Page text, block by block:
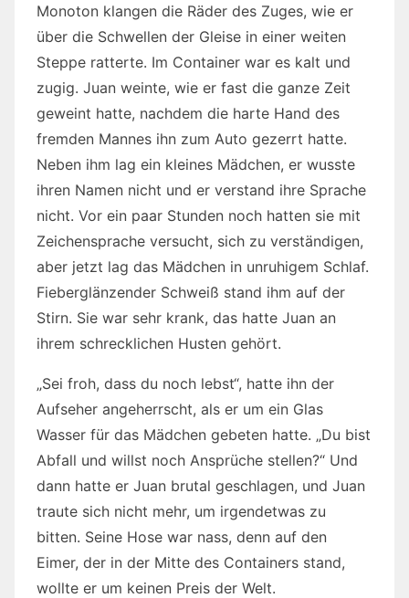
Monoton klangen die Räder des Zuges, wie er
über die Schwellen der Gleise in einer weiten
Steppe ratterte. Im Container war es kalt und
zugig. Juan weinte, wie er fast die ganze Zeit
geweint hatte, nachdem die harte Hand des
fremden Mannes ihn zum Auto gezerrt hatte.
Neben ihm lag ein kleines Mädchen, er wusste
ihren Namen nicht und er verstand ihre Sprache
nicht. Vor ein paar Stunden noch hatten sie mit
Zeichensprache versucht, sich zu verständigen,
aber jetzt lag das Mädchen in unruhigem Schlaf.
Fieberglänzender Schweiß stand ihm auf der
Stirn. Sie war sehr krank, das hatte Juan an
ihrem schrecklichen Husten gehört.
„Sei froh, dass du noch lebst“, hatte ihn der
Aufseher angeherrscht, als er um ein Glas
Wasser für das Mädchen gebeten hatte. „Du bist
Abfall und willst noch Ansprüche stellen?“ Und
dann hatte er Juan brutal geschlagen, und Juan
traute sich nicht mehr, um irgendetwas zu
bitten. Seine Hose war nass, denn auf den
Eimer, der in der Mitte des Containers stand,
wollte er um keinen Preis der Welt.